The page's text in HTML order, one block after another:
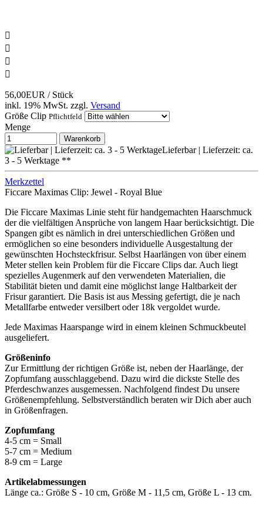




56,00EUR / Stück
inkl. 19% MwSt. zzgl. Versand
Größe Clip Pflichtfeld
Menge
Warenkorb
Lieferbar | Lieferzeit: ca.
3 - 5 Werktage **
Merkzettel
Ficcare Maximas Clip: Jewel - Royal Blue
Die Ficcare Maximas Linie steht für handgemachten Haarschmuck
der die vielfältigen Ansprüche von langem Haar berücksichtigt. Die
Spangen gibt es nämlich in drei unterschiedlichen Größen und
ermöglichen so eine besonders individuelle Ausgestaltung der
gewünschten Hochsteckfrisur. Selbst Haarlängen von über einem
Meter stellen kein Problem für die Ficcare Clips dar. Auch liegt
spezielles Augenmerk auf den verwendeten Materialien, die
Stabilität bieten und damit eine möglichst lange Haltbarkeit der
Frisur garantiert. Die Basis ist aus Messing gefertigt, die je nach
Metallfarbe entweder versilbert oder 18k vergoldet wurde.
Jede Maximas Haarspange wird in einem kleinen Schmuckbeutel
ausgeliefert.
Größeninfo
Zur Ermittlung der richtigen Größe ist, neben der Haarlänge, der
Zopfumfang ausschlaggebend. Dazu wird die dickste Stelle des
Pferdeschwanzes ausgemessen. Nachfolgend findest Du unsere
Größenempfehlung. Selbstverständlich beraten wir Dich aber auch
in Größenfragen.
Zopfumfang
4-5 cm = Small
5-7 cm = Medium
8-9 cm = Large
Artikelabmessungen
Länge ca.: Größe S - 10 cm, Größe M - 11,5 cm, Größe L - 13 cm.